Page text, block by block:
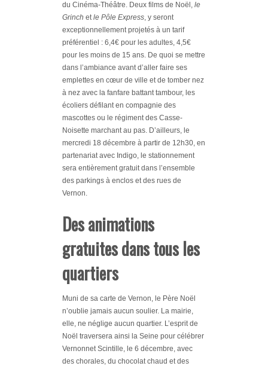
du Cinéma-Théâtre. Deux films de Noël, le
Grinch etle Pôle Express, y seront
exceptionnellement projetés à un tarif
préférentiel : 6,4€ pour les adultes, 4,5€
pour les moins de 15 ans. De quoi se mettre
dans l’ambiance avant d’aller faire ses
emplettes en cœur de ville et de tomber nez
à nez avec la fanfare battant tambour, les
écoliers défilant en compagnie des
mascottes ou le régiment des Casse-
Noisette marchant au pas. D’ailleurs, le
mercredi 18 décembre à partir de 12h30, en
partenariat avec Indigo, le stationnement
sera entièrement gratuit dans l’ensemble
des parkings à enclos et des rues de
Vernon.
Des animations
gratuites dans tous les
quartiers
Muni de sa carte de Vernon, le Père Noël
n’oublie jamais aucun soulier. La mairie,
elle, ne néglige aucun quartier. L’esprit de
Noël traversera ainsi la Seine pour célébrer
Vernonnet Scintille, le 6 décembre, avec
des chorales, du chocolat chaud et des